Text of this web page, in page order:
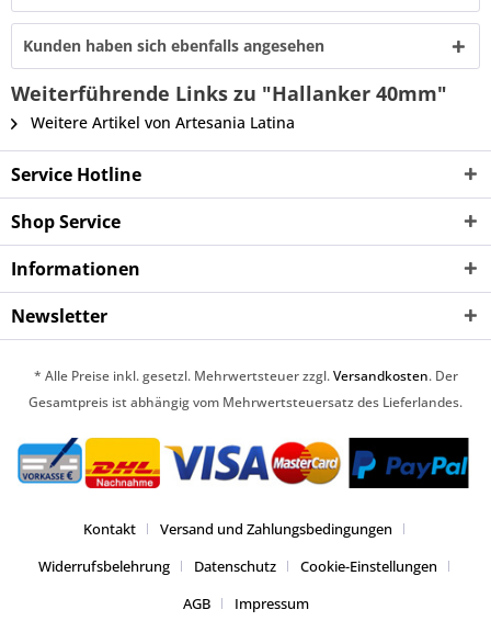
Kunden haben sich ebenfalls angesehen
Weiterführende Links zu "Hallanker 40mm"
Weitere Artikel von Artesania Latina
Service Hotline
Shop Service
Informationen
Newsletter
* Alle Preise inkl. gesetzl. Mehrwertsteuer zzgl.Versandkosten. Der
Gesamtpreis ist abhängig vom Mehrwertsteuersatz des Lieferlandes.
Kontakt
Versand und Zahlungsbedingungen
Widerrufsbelehrung
Datenschutz
Cookie-Einstellungen
AGB
Impressum